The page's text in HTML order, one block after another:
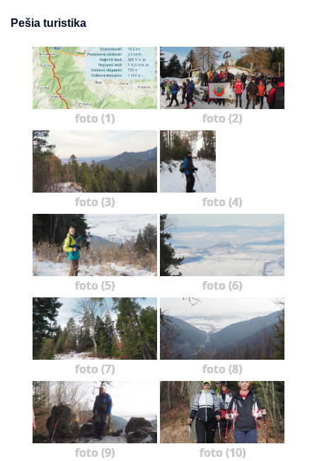
Pešia turistika
foto (1) foto (2)
foto (3) foto (4)
foto (5) foto (6)
foto (7) foto (8)
foto (9) foto (10)